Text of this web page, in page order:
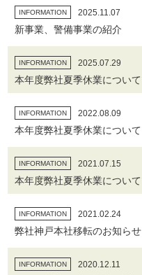
INFORMATION 2025.11.07
新事業、警備事業の紹介
INFORMATION 2025.07.29
本年度弊社夏季休業について
INFORMATION 2022.08.09
本年度弊社夏季休業について
INFORMATION 2021.07.15
本年度弊社夏季休業について
INFORMATION 2021.02.24
弊社神戸本社移転のお知らせ
INFORMATION 2020.12.11